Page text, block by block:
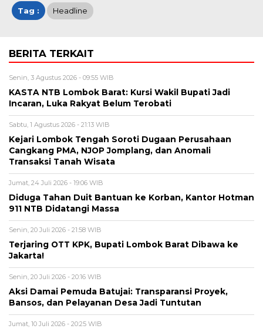
Tag : Headline
BERITA TERKAIT
Senin, 3 Agustus 2026 - 09:55 WIB
KASTA NTB Lombok Barat: Kursi Wakil Bupati Jadi
Incaran, Luka Rakyat Belum Terobati
Sabtu, 1 Agustus 2026 - 21:13 WIB
Kejari Lombok Tengah Soroti Dugaan Perusahaan
Cangkang PMA, NJOP Jomplang, dan Anomali
Transaksi Tanah Wisata
Jumat, 24 Juli 2026 - 19:06 WIB
Diduga Tahan Duit Bantuan ke Korban, Kantor Hotman
911 NTB Didatangi Massa
Senin, 20 Juli 2026 - 21:58 WIB
Terjaring OTT KPK, Bupati Lombok Barat Dibawa ke
Jakarta!
Senin, 20 Juli 2026 - 20:16 WIB
Aksi Damai Pemuda Batujai: Transparansi Proyek,
Bansos, dan Pelayanan Desa Jadi Tuntutan
Jumat, 10 Juli 2026 - 20:25 WIB